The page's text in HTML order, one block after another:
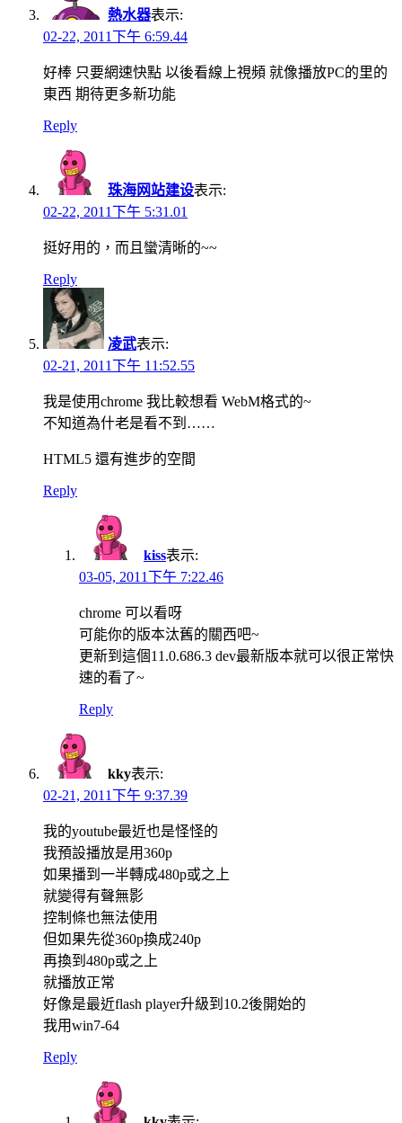
熱水器表示:
02-22, 2011下午 6:59.44
好棒 只要網速快點 以後看線上視頻 就像播放PC的里的
東西 期待更多新功能
Reply
珠海网站建设表示:
02-22, 2011下午 5:31.01
挺好用的，而且蠻清晰的~~
Reply
凌武表示:
02-21, 2011下午 11:52.55
我是使用chrome 我比較想看 WebM格式的~
不知道為什老是看不到……
HTML5 還有進步的空間
Reply
kiss表示:
03-05, 2011下午 7:22.46
chrome 可以看呀
可能你的版本汰舊的關西吧~
更新到這個11.0.686.3 dev最新版本就可以很正常快
速的看了~
Reply
kky表示:
02-21, 2011下午 9:37.39
我的youtube最近也是怪怪的
我預設播放是用360p
如果播到一半轉成480p或之上
就變得有聲無影
控制條也無法使用
但如果先從360p換成240p
再換到480p或之上
就播放正常
好像是最近flash player升級到10.2後開始的
我用win7-64
Reply